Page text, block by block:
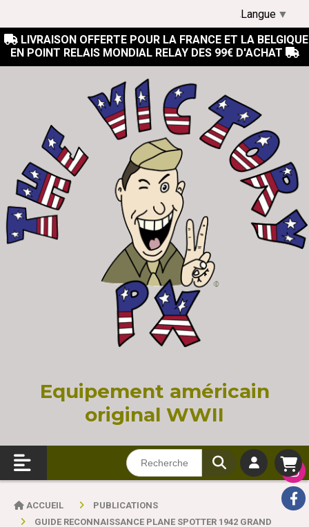
 LIVRAISON OFFERTE POUR LA FRANCE ET LA BELGIQUE
EN POINT RELAIS MONDIAL RELAY DES 99€ D'ACHAT 
Equipement américain
original WWII
ACCUEIL
PUBLICATIONS
GUIDE RECONNAISSANCE PLANE SPOTTER 1942 GRAND
Langue ▼